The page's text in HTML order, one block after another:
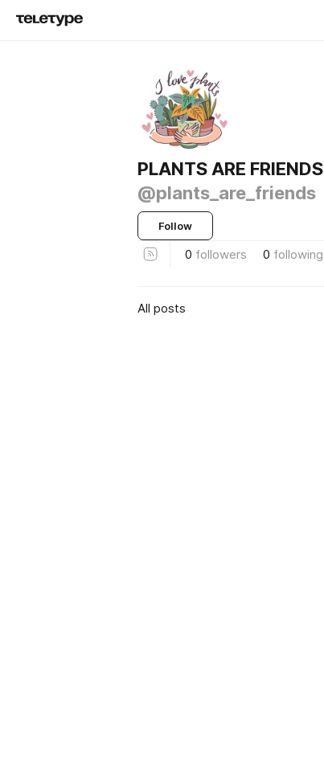
PLANTS ARE FRIENDS
@plants_are_friends
Follow
0 followers 0 following
All posts